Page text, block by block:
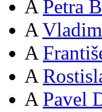
A Petra
A
A
A
A Pavel